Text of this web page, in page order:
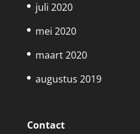
juli 2020
mei 2020
maart 2020
augustus 2019
Contact